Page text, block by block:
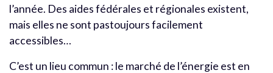
l’année. Des aides fédérales et régionales existent,
mais elles ne sont pastoujours facilement
accessibles…
C’est un lieu commun : le marché de l’énergie est en